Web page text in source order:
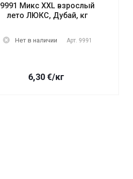
9991 Микс XXL взрослый
лето ЛЮКС, Дубай, кг
Нет в наличии Арт. 9991
6,30€/кг